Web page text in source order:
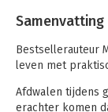
Samenvatting
Bestsellerauteur
leven met
Afdwalen tijdens
erachter komen